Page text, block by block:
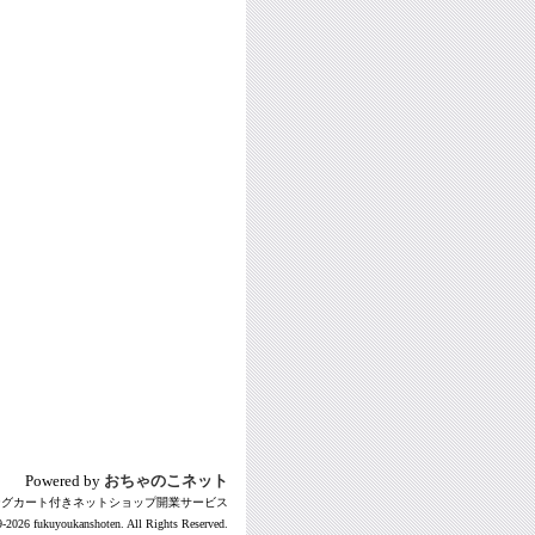
Powered by おちゃのこネット
カート付きネットショップ開業サービス
2026 fukuyoukanshoten. All Rights Reserved.